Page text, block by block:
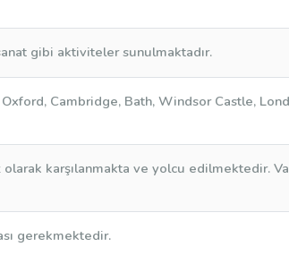
gibi aktiviteler sunulmaktadır.
Cambridge, Bath, Windsor Castle,
karşılanmakta ve yolcu edilmektedir.
gerekmektedir.